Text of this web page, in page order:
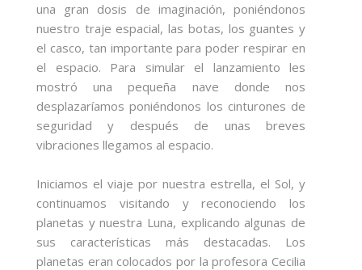
una gran dosis de imaginación, poniéndonos
nuestro traje espacial, las botas, los guantes y
el casco, tan importante para poder respirar en
el espacio. Para simular el lanzamiento les
mostró una pequeña nave donde nos
desplazaríamos poniéndonos los cinturones de
seguridad y después de unas breves
vibraciones llegamos al espacio.
Iniciamos el viaje por nuestra estrella, el Sol, y
continuamos visitando y reconociendo los
planetas y nuestra Luna, explicando algunas de
sus características más destacadas. Los
planetas eran colocados por la profesora Cecilia